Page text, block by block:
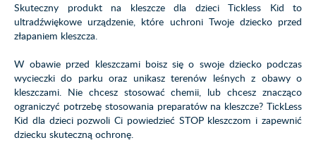
Skuteczny produkt na kleszcze dla dzieci Tickless Kid to
ultradźwiękowe urządzenie, które uchroni Twoje dziecko przed
złapaniem kleszcza.
W obawie przed kleszczami boisz się o swoje dziecko podczas
wycieczki do parku oraz unikasz terenów leśnych z obawy o
kleszczami. Nie chcesz stosować chemii, lub chcesz znacząco
ograniczyć potrzebę stosowania preparatów na kleszcze? TickLess
Kid dla dzieci pozwoli Ci powiedzieć STOP kleszczom i zapewnić
dziecku skuteczną ochronę.